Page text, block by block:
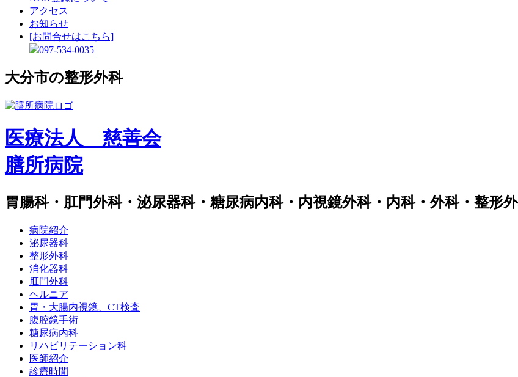
アクセス
お知らせ
[お問合せはこちら]
097-534-0035
⼤分市の整形外科
医療法人 慈善会
膳所病院
胃腸科・肛門外科・泌尿器科・糖尿病内科・内視鏡外科・内科・外科・整形
病院紹介
泌尿器科
整形外科
消化器科
肛門外科
ヘルニア
胃・大腸内視鏡、CT検査
腹腔鏡手術
糖尿病内科
リハビリテーション科
医師紹介
診療時間